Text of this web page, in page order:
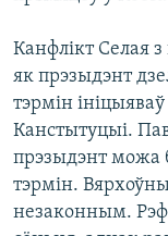
Канфлікт Селая з
як прэзыдэнт
тэрмін
Канстытуцыі.
прэзыдэнт можа
тэрмін.
незаконным.